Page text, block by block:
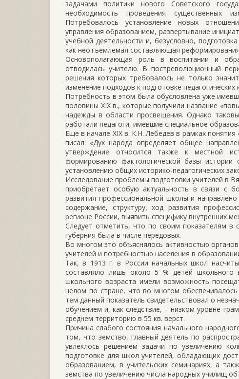
задачами политики нового Советского
необходимость проведения существенных
Потребовалось установление новых
управления образованием, развертывание
учебной деятельности и, безусловно,
как неотъемлемая составляющая
Основополагающая роль в воспитании и
отводилась учителю. В постреволюционный
решения которых требовалось не только
изменение подходов к подготовке педагогических
Потребность в этом была обусловлена уже
половины ХIХ в., которые получили название
надежды в области просвещения. Однако
работали педагоги, имевшие специальное
Еще в начале ХIХ в. К.Н. Лебедев в рамках понятия
писал: «Дух народа определяет общее
утверждение относится также к местной
формированию фактологической базы истории
установлению общих историко-педагогических
Исследование проблемы подготовки учителей в
приобретает особую актуальность в связи с
развития профессиональной школы и
содержание, структуру, ход развития
регионе России, выявить специфику внутренних
Следует отметить, что по своим показателям в
губерния была в числе передовых.
Во многом это объяснялось активностью
учителей и потребностью населения в
Так, в 1913 г. в России начальных школ
составляло лишь около 5 % детей школьного
школьного возраста имели возможность
целом по стране, что во многом
тем данный показатель свидетельствовал о
обучением и, как следствие, – низком уровне
среднем территорию в 55 кв. верст.
Причина слабого состояния начального
том, что земство, главный деятель по
увлеклось решением задачи по увеличению
подготовке для школ учителей, обладающих
образованием, в учительских семинариях, а
земства по увеличению числа народных училищ